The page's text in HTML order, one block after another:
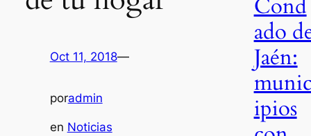
Oct 11, 2018—
poradmin
en Noticias
Cond
ado
Jaén:
ipios